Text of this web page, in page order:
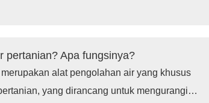
pertanian? Apa fungsinya?
alat pengolahan air yang khusus
yang dirancang untuk mengurangi